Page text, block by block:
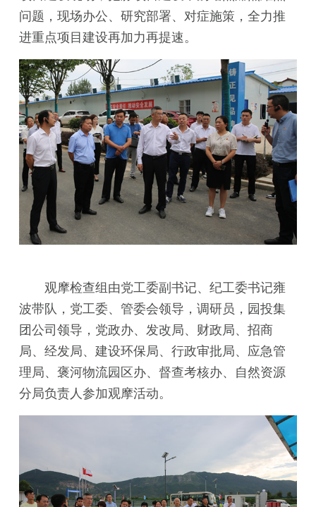
问题，现场办公、研究部署、对症施策，全力推
进重点项目建设再加力再提速。
观摩检查组由党工委副书记、纪工委书记雍
波带队，党工委、管委会领导，调研员，园投集
团公司领导，党政办、发改局、财政局、招商
局、经发局、建设环保局、行政审批局、应急管
理局、褒河物流园区办、督查考核办、自然资源
分局负责人参加观摩活动。